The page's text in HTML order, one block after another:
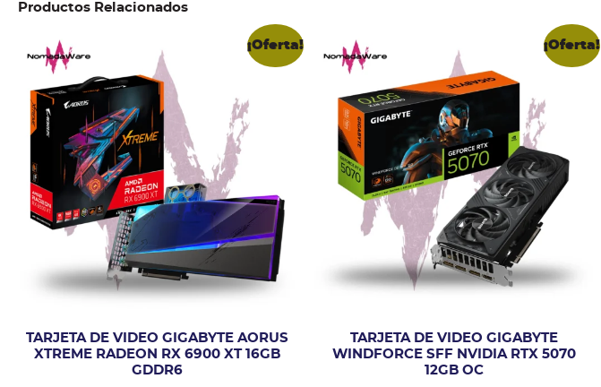
Productos Relacionados
¡Oferta!
TARJETA DE VIDEO GIGABYTE AORUS
XTREME RADEON RX 6900 XT 16GB
GDDR6
¡Oferta!
TARJETA DE VIDEO GIGABYTE
WINDFORCE SFF NVIDIA RTX 5070
12GB OC